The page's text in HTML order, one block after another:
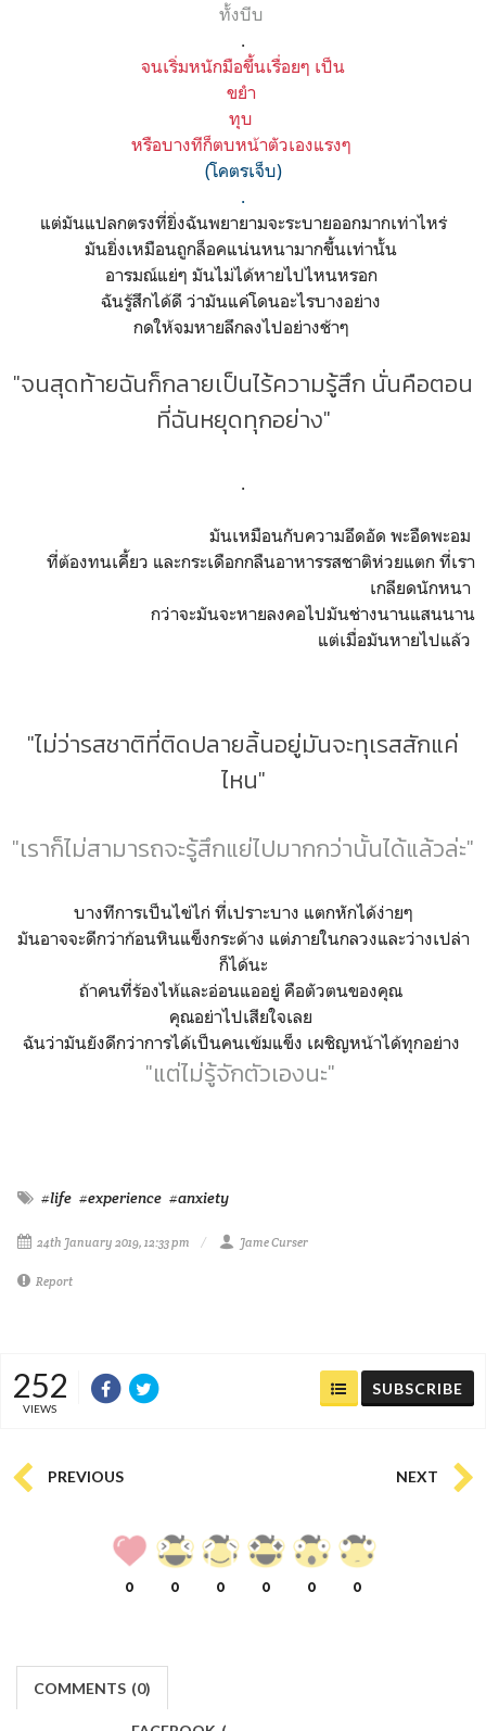
ทั้งบีบ
.
จนเริ่มหนักมือขึ้นเรื่อยๆ เป็น
ขยำ
ทุบ
หรือบางทีก็ตบหน้าตัวเองแรงๆ
(โคตรเจ็บ)
.
แต่มันแปลกตรงที่ยิ่งฉันพยายามจะระบายออกมากเท่าไหร่
มันยิ่งเหมือนถูกล็อคแน่นหนามากขึ้นเท่านั้น
อารมณ์แย่ๆ มันไม่ได้หายไปไหนหรอก
ฉันรู้สึกได้ดี ว่ามันแค่โดนอะไรบางอย่าง
กดให้จมหายลึกลงไปอย่างช้าๆ
"จนสุดท้ายฉันก็กลายเป็นไร้ความรู้สึก นั่นคือตอน
ที่ฉันหยุดทุกอย่าง"
.
มันเหมือนกับความอึดอัด พะอืดพะอม
ที่ต้องทนเคี้ยว และกระเดือกกลืนอาหารรสชาติห่วยแตก ที่เรา
เกลียดนักหนา
กว่าจะมันจะหายลงคอไปมันช่างนานแสนนาน
แต่เมื่อมันหายไปแล้ว
"ไม่ว่ารสชาติที่ติดปลายลิ้นอยู่มันจะทุเรสสักแค่
ไหน"
"เราก็ไม่สามารถจะรู้สึกแย่ไปมากกว่านั้นได้แล้วล่ะ"
บางทีการเป็นไข่ไก่ ที่เปราะบาง แตกหักได้ง่ายๆ
มันอาจจะดีกว่าก้อนหินแข็งกระด้าง แต่ภายในกลวงและว่างเปล่า
ก็ได้นะ
ถ้าคนที่ร้องไห้และอ่อนแออยู่ คือตัวตนของคุณ
คุณอย่าไปเสียใจเลย
ฉันว่ามันยังดีกว่าการได้เป็นคนเข้มแข็ง เผชิญหน้าได้ทุกอย่าง
"แต่ไม่รู้จักตัวเองนะ"
#life #experience #anxiety
24th January 2019, 12:33 pm Jame Curser
Report
252
VIEWS
SUBSCRIBE
PREVIOUS NEXT
0 0 0 0 0 0
COMMENTS (0)